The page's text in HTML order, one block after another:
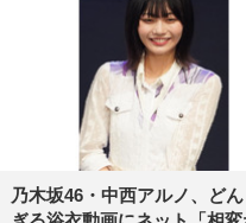
乃木坂46・中西アルノ、ど